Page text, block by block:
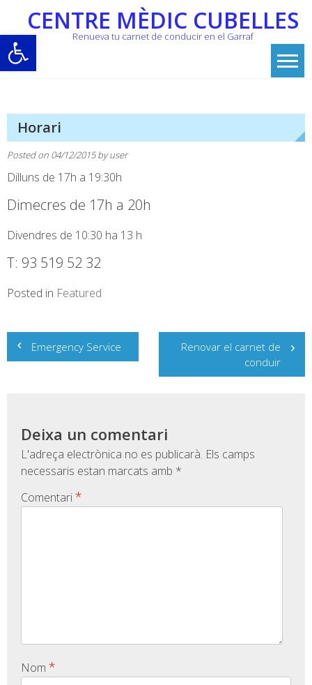
Obre la barra d'eines
content
CENTRE MÈDIC CUBELLES
Renueva tu carnet de conducir en el Garraf
Horari
Posted on 04/12/2015byuser
Dilluns de 17h a 19:30h
Dimecres de 17h a 20h
Divendres de 10:30 ha 13 h
T: 93 519 52 32
Posted in Featured
Navegació
d'entrades
Emergency Service
Renovar el carnet de
conduir
Deixa un comentari
L'adreça electrònica no es publicarà. Els camps
necessaris estan marcats amb *
Comentari*
Nom *